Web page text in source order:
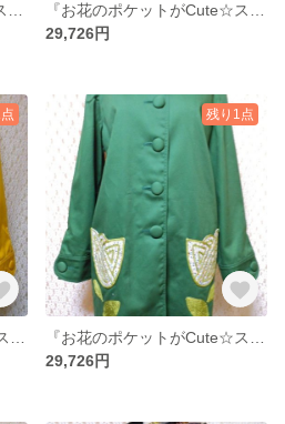
29,726円
残り1点
29,726円